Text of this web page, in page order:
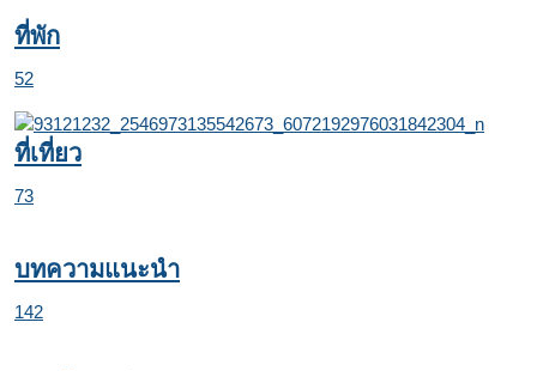
ที่พัก
52
ที่เที่ยว
73
บทความแนะนำ
142